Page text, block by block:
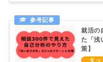
就活の
た「浅
策】